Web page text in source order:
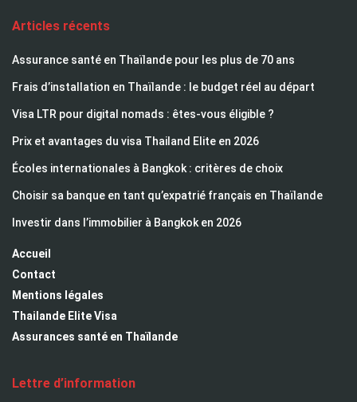
Articles récents
Assurance santé en Thaïlande pour les plus de 70 ans
Frais d’installation en Thaïlande : le budget réel au départ
Visa LTR pour digital nomads : êtes-vous éligible ?
Prix et avantages du visa Thailand Elite en 2026
Écoles internationales à Bangkok : critères de choix
Choisir sa banque en tant qu’expatrié français en Thaïlande
Investir dans l’immobilier à Bangkok en 2026
Accueil
Contact
Mentions légales
Thailande Elite Visa
Assurances santé en Thaïlande
Lettre d’information